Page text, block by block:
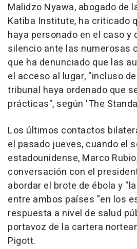
Malidzo Nyawa, abogado de
Katiba Institute, ha criticado
haya personado en el caso y
silencio ante las numerosas
que ha denunciado que las
el acceso al lugar, "incluso
tribunal haya ordenado que
prácticas", según 'The
Los últimos contactos
el pasado jueves, cuando el
estadounidense, Marco
conversación con el
abordar el brote de ébola y
entre ambos países "en los
respuesta a nivel de salud
portavoz de la cartera
Pigott.